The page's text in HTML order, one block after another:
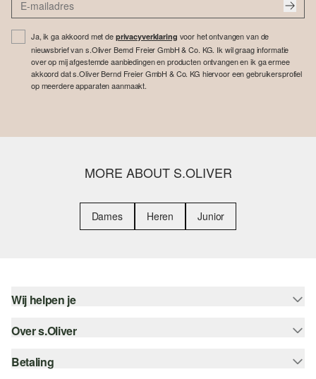
Ja, ik ga akkoord met de privacyverklaring voor het ontvangen van de
nieuwsbrief van s.Oliver Bernd Freier GmbH & Co. KG. Ik wil graag informatie
over op mij afgestemde aanbiedingen en producten ontvangen en ik ga ermee
akkoord dat s.Oliver Bernd Freier GmbH & Co. KG hiervoor een gebruikersprofiel
op meerdere apparaten aanmaakt.
MORE ABOUT S.OLIVER
Dames Heren Junior
Wij helpen je
Help - FAQ
Maattabel
Over s.Oliver
Nieuwsbrief
Betaling